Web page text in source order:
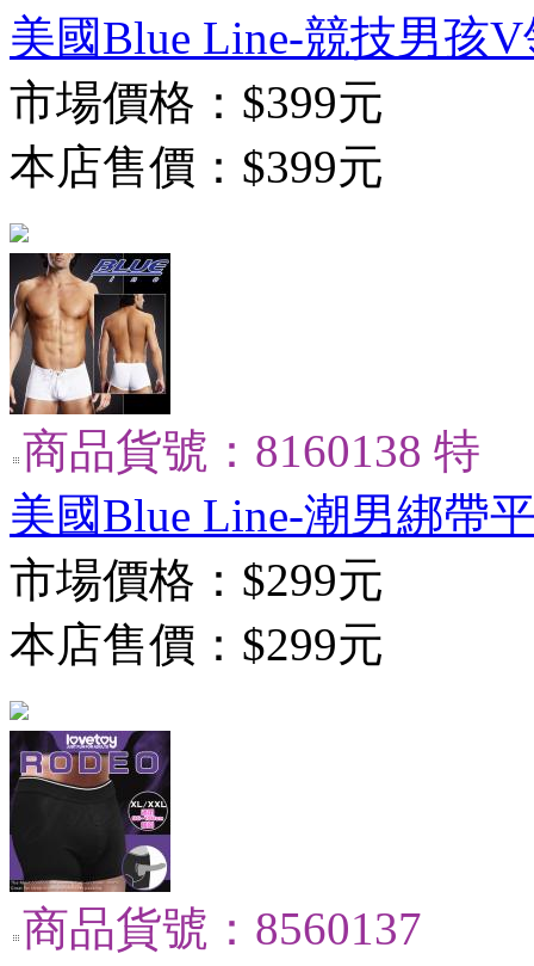
美國Blue Line-競技男孩
市場價格： $399元
本店售價： $399元
商品貨號：8160138 特
美國Blue Line-潮男綁帶
市場價格： $299元
本店售價： $299元
商品貨號：8560137